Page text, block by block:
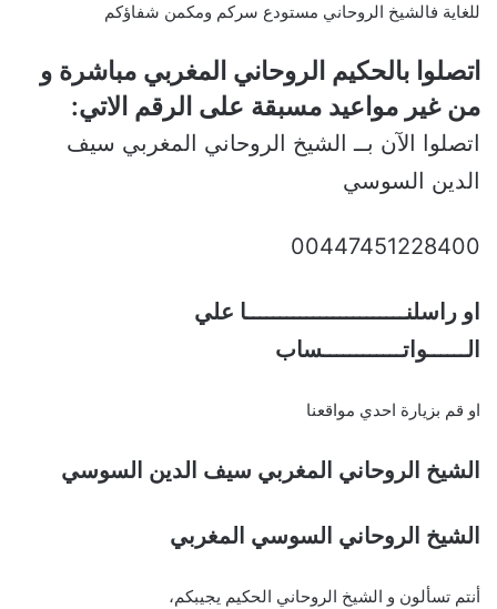
للغاية فالشيخ الروحاني مستودع سركم ومكمن شفاؤكم
اتصلوا بالحكيم الروحاني المغربي مباشرة و
من غير مواعيد مسبقة على الرقم الاتي:
اتصلوا الآن بــ الشيخ الروحاني المغربي سيف
الدين السوسي
00447451228400
او راسلنــــــــــــــــــــــــا علي
الــــــواتــــــــــــساب
او قم بزيارة احدي مواقعنا
الشيخ الروحاني المغربي سيف الدين السوسي
الشيخ الروحاني السوسي المغربي
أنتم تسألون و الشيخ الروحاني الحكيم يجيبكم،